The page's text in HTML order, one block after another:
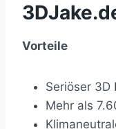
Vorteile
Seriöser 3D
Mehr als